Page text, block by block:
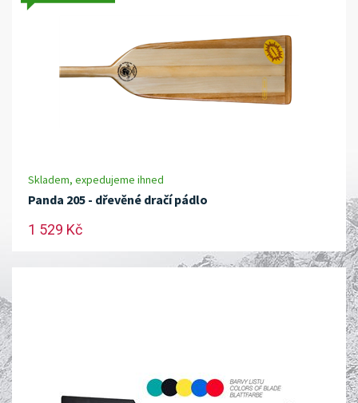
Skladem, expedujeme ihned
Panda 205 - dřevěné dračí pádlo
1 529 Kč